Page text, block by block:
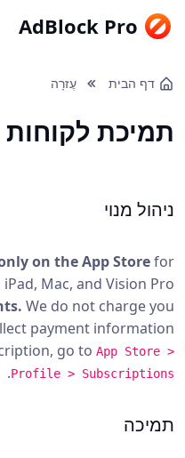
AdBlock Pro
דף הבית עֶזרָה
תמיכת לקוחות
ניהול מנוי
on the App Storefor
Mac, and Vision Pro.
We do not charge you
payment information.
go to App Store >
Profile > Subscriptions
.
תמיכה